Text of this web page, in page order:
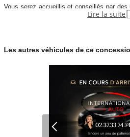
Vous serez accueillis et conseillés par des
reconnus et trouverez une prestation
International Auto est votre partenaire
Lire la suite
Les autres véhicules de ce